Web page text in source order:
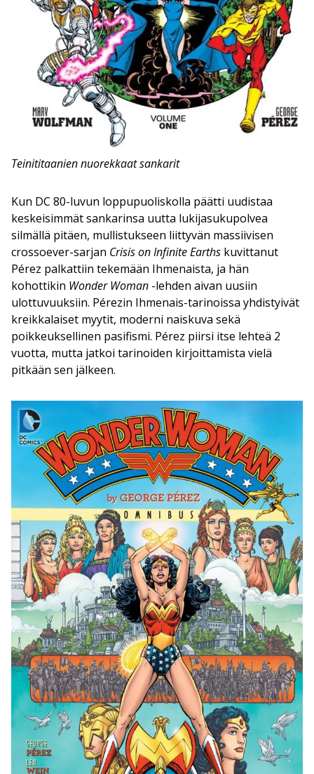
Teinititaanien nuorekkaat sankarit
Kun DC 80-luvun loppupuoliskolla päätti uudistaa
keskeisimmät sankarinsa uutta lukijasukupolvea
silmällä pitäen, mullistukseen liittyvän massiivisen
crossoever-sarjan Crisis on Infinite Earths kuvittanut
Pérez palkattiin tekemään Ihmenaista, ja hän
kohottikin Wonder Woman -lehden aivan uusiin
ulottuvuuksiin. Pérezin Ihmenais-tarinoissa yhdistyivät
kreikkalaiset myytit, moderni naiskuva sekä
poikkeuksellinen pasifismi. Pérez piirsi itse lehteä 2
vuotta, mutta jatkoi tarinoiden kirjoittamista vielä
pitkään sen jälkeen.